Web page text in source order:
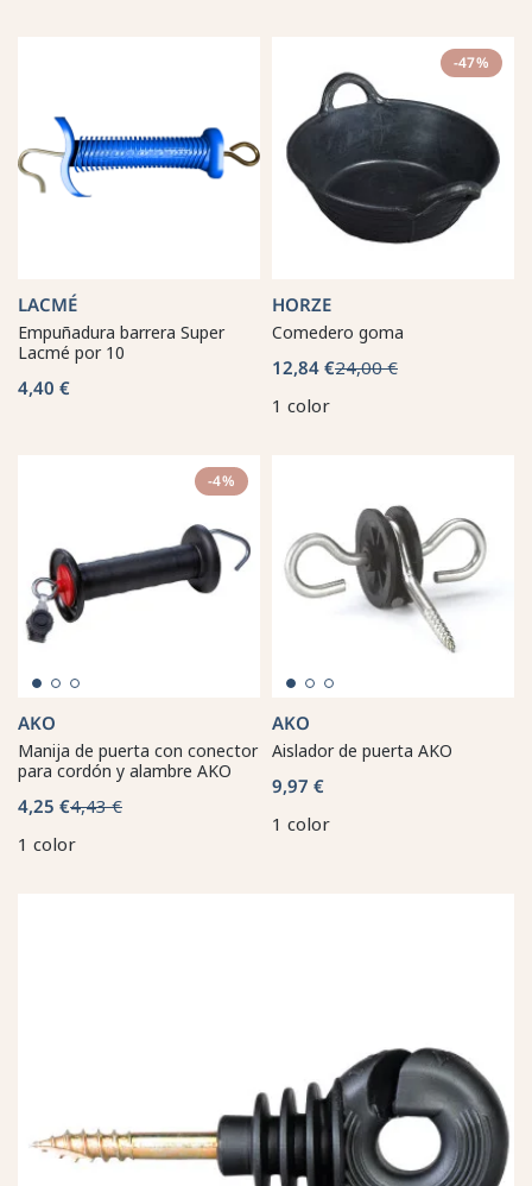
LACMÉ
Empuñadura barrera Super
Lacmé por 10
4,40 €
-47%
HORZE
Comedero goma
12,84 €24,00 €
1 color
-4%
AKO
Manija de puerta con conector
para cordón y alambre AKO
4,25 €4,43 €
1 color
AKO
Aislador de puerta AKO
9,97 €
1 color